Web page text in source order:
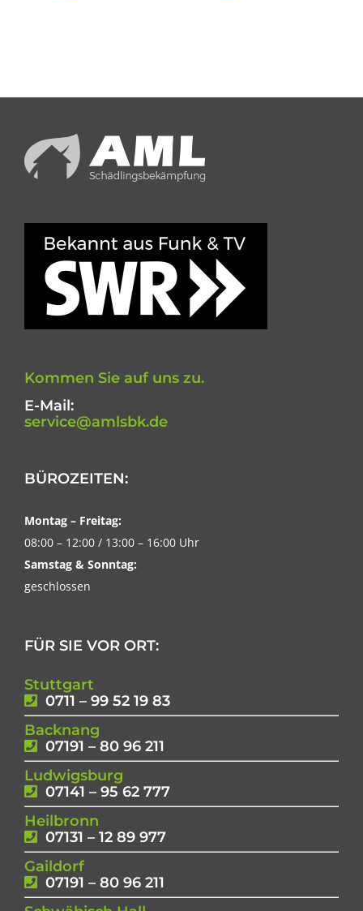
Kommen Sie auf uns zu.
E-Mail:
service@amlsbk.de
BÜROZEITEN:
Montag – Freitag:
08:00 – 12:00 / 13:00 – 16:00 Uhr
Samstag & Sonntag:
geschlossen
FÜR SIE VOR ORT:
Stuttgart
0711 – 99 52 19 83
Backnang
07191 – 80 96 211
Ludwigsburg
07141 – 95 62 777
Heilbronn
07131 – 12 89 977
Gaildorf
07191 – 80 96 211